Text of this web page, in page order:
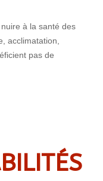
à la santé des
acclimatation,
pas de
ÉS